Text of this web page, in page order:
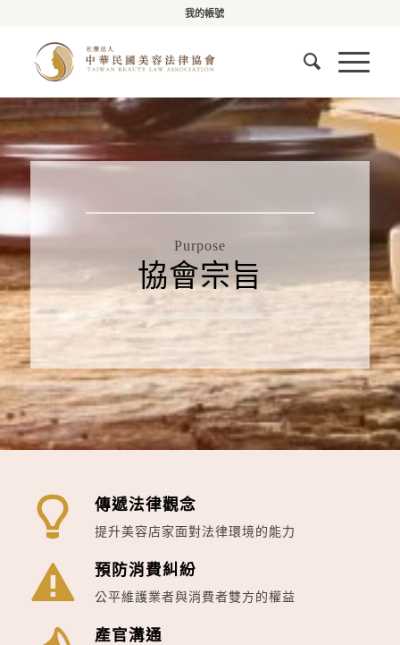
我的帳號
Purpose
協會宗旨
傳遞法律觀念
提升美容店家面對法律環境的能力
預防消費糾紛
公平維護業者與消費者雙方的權益
產官溝通